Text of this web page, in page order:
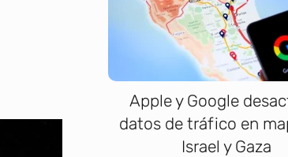
Apple y Google
datos de tráfico en
Israel y Gaza